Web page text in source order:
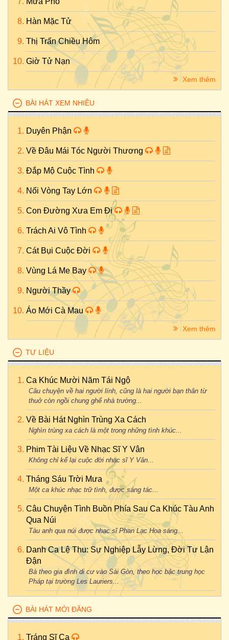
Hàn Mặc Tử
Thị Trấn Chiều Hôm
Giờ Tử Nạn
Xem thêm
BÀI HÁT XEM NHIỀU
Duyên Phận
Về Đâu Mái Tóc Người Thương
Đắp Mộ Cuộc Tình
Nối Vòng Tay Lớn
Con Đường Xưa Em Đi
Trách Ai Vô Tình
Cát Bụi Cuộc Đời
Vùng Lá Me Bay
Người Thầy
Áo Mới Cà Mau
Xem thêm
TƯ LIỆU
Ca Khúc Mười Năm Tái Ngộ
Câu chuyện về hai người lính, cũng là hai người bạn thân từ
thuở còn ngồi chung ghế nhà trường...
Về Bài Hát Nghìn Trùng Xa Cách
Nghìn trùng xa cách là một trong những tình khúc...
Phim Tài Liệu Về Nhạc Sĩ Y Vân
Không chỉ kể lại cuộc đời nhạc sĩ Y Vân...
Tháng Sáu Trời Mưa
Một ca khúc nhạc trữ tình, được sáng tác...
Câu Chuyện Tình Buồn Phía Sau Ca Khúc Tàu Anh
Qua Núi
Tàu anh qua núi được nhạc sĩ Phan Lạc Hoa sáng...
Danh Ca Lệ Thu: Sự Nghiệp Lẫy Lừng, Đời Tư Lận
Đận
Bà theo gia đình di cư vào Sài Gòn, theo học bậc trung học
Pháp tại trường Les Lauriers...
BÀI HÁT MỚI ĐĂNG
Tráng Sĩ Ca